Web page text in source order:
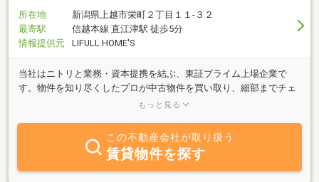
所在地
新潟県上越市栄町２丁目１１‐３２
最寄駅
信越本線 直江津駅 徒歩5分
情報提供元
LIFULL HOME'S
当社はニトリと業務・資本提携を結ぶ、東証プライム上場企業で
す。物件を知り尽くしたプロが中古物件を買い取り、細部までチェ
ックし、自社規格に沿って丁寧にリフォームしているので、ご購入
もっと見る
この不動産会社が取り扱う
賃貸物件を探す